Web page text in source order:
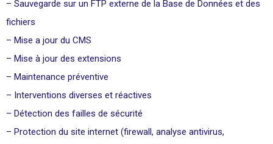
– Sauvegarde sur un FTP externe de la Base de Données et des
fichiers
– Mise a jour du CMS
– Mise à jour des extensions
– Maintenance préventive
– Interventions diverses et réactives
– Détection des failles de sécurité
– Protection du site internet (firewall, analyse antivirus,